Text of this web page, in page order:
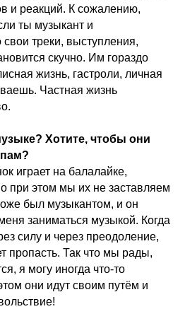
и реакций. К сожалению,
ты музыкант и
треки, выступления,
скучно. Им гораздо
жизнь, гастроли, личная
Частная жизнь
Хотите, чтобы они
играет на балалайке,
при этом мы их не заставляем
был музыкантом, и он
заниматься музыкой. Когда
силу и через преодоление,
пропасть. Так что мы рады,
я могу иногда что-то
они идут своим путём и